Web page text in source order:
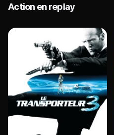
Action en replay